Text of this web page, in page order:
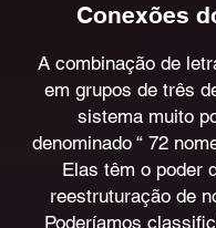
Conexões
A combinação de
em grupos de três
sistema muito
denominado “ 72
Elas têm o poder
reestruturação de
Poderíamos